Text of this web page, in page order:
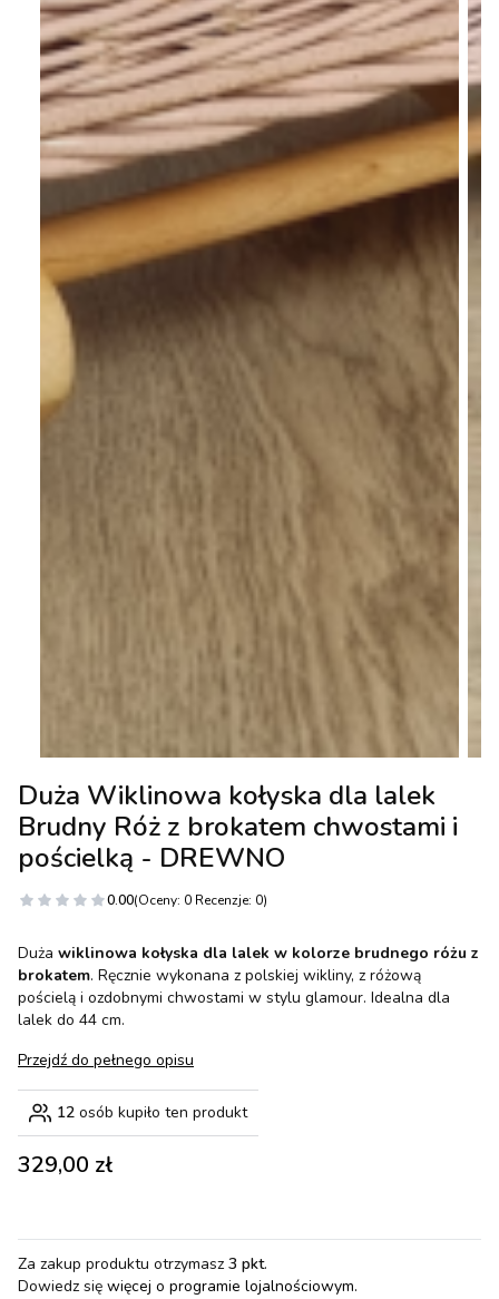
Duża Wiklinowa kołyska dla lalek
Brudny Róż z brokatem chwostami i
pościelką - DREWNO
0.00(Oceny: 0 Recenzje: 0)
Duża wiklinowa kołyska dla lalek w kolorze brudnego różu z
brokatem. Ręcznie wykonana z polskiej wikliny, z różową
pościelą i ozdobnymi chwostami w stylu glamour. Idealna dla
lalek do 44 cm.
Przejdź do pełnego opisu
12 osób kupiło ten produkt
Cena
329,00 zł
Za zakup produktu otrzymasz 3 pkt.
Dowiedz się więcej o programie lojalnościowym.